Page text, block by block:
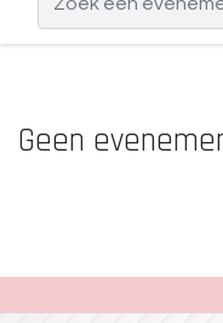
Geen